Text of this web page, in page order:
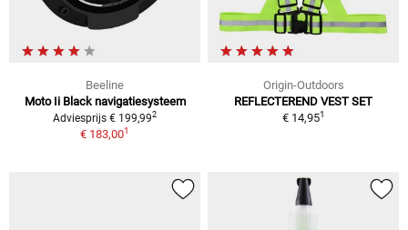
Beeline
Moto Ii Black navigatiesysteem
Adviesprijs € 199,992
€ 183,001
Origin-Outdoors
REFLECTEREND VEST SET
€ 14,951